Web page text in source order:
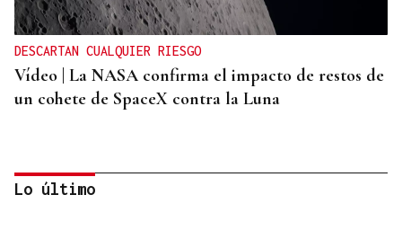
DESCARTAN CUALQUIER RIESGO
Vídeo | La NASA confirma el impacto de restos de
un cohete de SpaceX contra la Luna
Lo último